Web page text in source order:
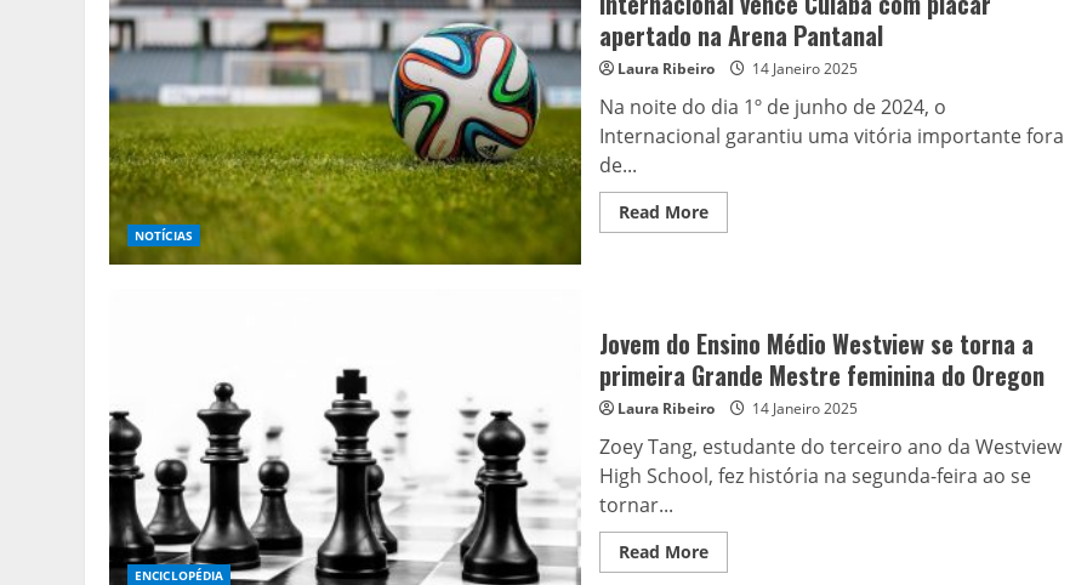
NOTÍCIAS
apertado na Arena Pantanal
Laura Ribeiro 14 Janeiro 2025
Na noite do dia 1º de junho de 2024, o
Internacional garantiu uma vitória importante fora
de...
Read MoreRead
more
placar
apertado
Arena
Pantanal
ENCICLOPÉDIA
Jovem do Ensino Médio Westview se torna a
primeira Grande Mestre feminina do Oregon
Laura Ribeiro 14 Janeiro 2025
Zoey Tang, estudante do terceiro ano da Westview
High School, fez história na segunda-feira ao se
tornar...
Read MoreRead
more